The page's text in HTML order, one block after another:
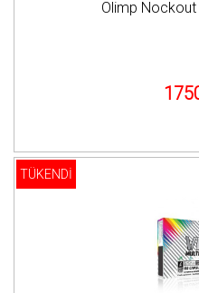
Olimp
TÜKENDİ